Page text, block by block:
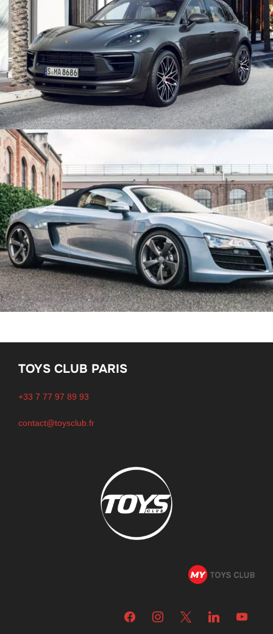
TOYS CLUB PARIS
+33 7 77 97 89 93
contact@toysclub.fr
facebookinstagram linkedin youtube